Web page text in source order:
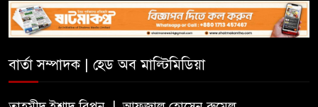
ঝালকাঠির ভাসমান পেয়ারা হাটে
বার্তা সম্পাদক | হেড অব মাল্টিমিডিয়া